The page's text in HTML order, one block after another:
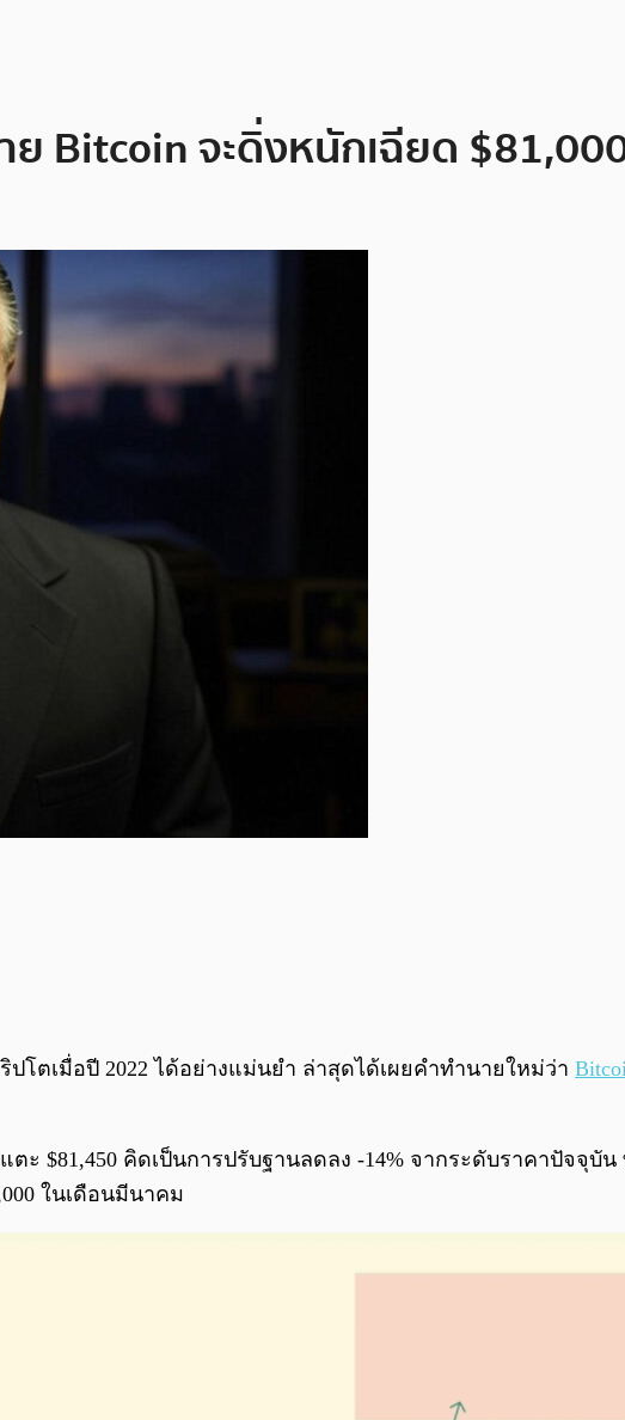
Bitcoin จะดิ่งหนักเฉียด
โตเมื่อปี 2022 ได้อย่างแม่นยำ ล่าสุดได้เผยคำทำนายใหม่ว่า
ตะ $81,450 คิดเป็นการปรับฐานลดลง -14% จากระดับราคาปัจจุบั
ในเดือนมีนาคม